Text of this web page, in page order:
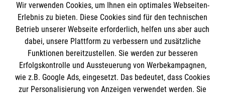
Empfänger: Malteser Hilfsdienst e.V.
IBAN: DE10 3706 0120 1201 2000 12
BIC: GENODED 1PA7
Wir verwenden Cookies, um Ihnen ein optimales Webseiten-
Erlebnis zu bieten. Diese Cookies sind für den technischen
Betrieb unserer Webseite erforderlich, helfen uns aber auch
dabei, unsere Plattform zu verbessern und zusätzliche
Funktionen bereitzustellen. Sie werden zur besseren
Erfolgskontrolle und Aussteuerung von Werbekampagnen,
wie z.B. Google Ads, eingesetzt. Das bedeutet, dass Cookies
zur Personalisierung von Anzeigen verwendet werden. Sie